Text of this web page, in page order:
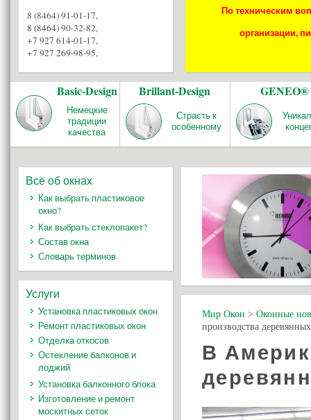
8 (8464) 91-01-17,
8 (8464) 90-32-82,
+7 927 614-01-17,
+7 927 269-98-95,
По техническим
организации,
Basic-Design
Немецкие
традиции
качества
Brillant-Design
Страсть к
особенному
GENEO®
Мир Окон > Оконные
производства
В
Всё об окнах
Как выбрать пластиковое
окно?
Как выбрать стеклопакет?
Состав окна
Словарь терминов
Услуги
Установка пластиковых окон
Ремонт пластиковых окон
Отделка откосов
Остекление балконов и
лоджий
Установка балконного блока
Изготовление и ремонт
москитных сеток